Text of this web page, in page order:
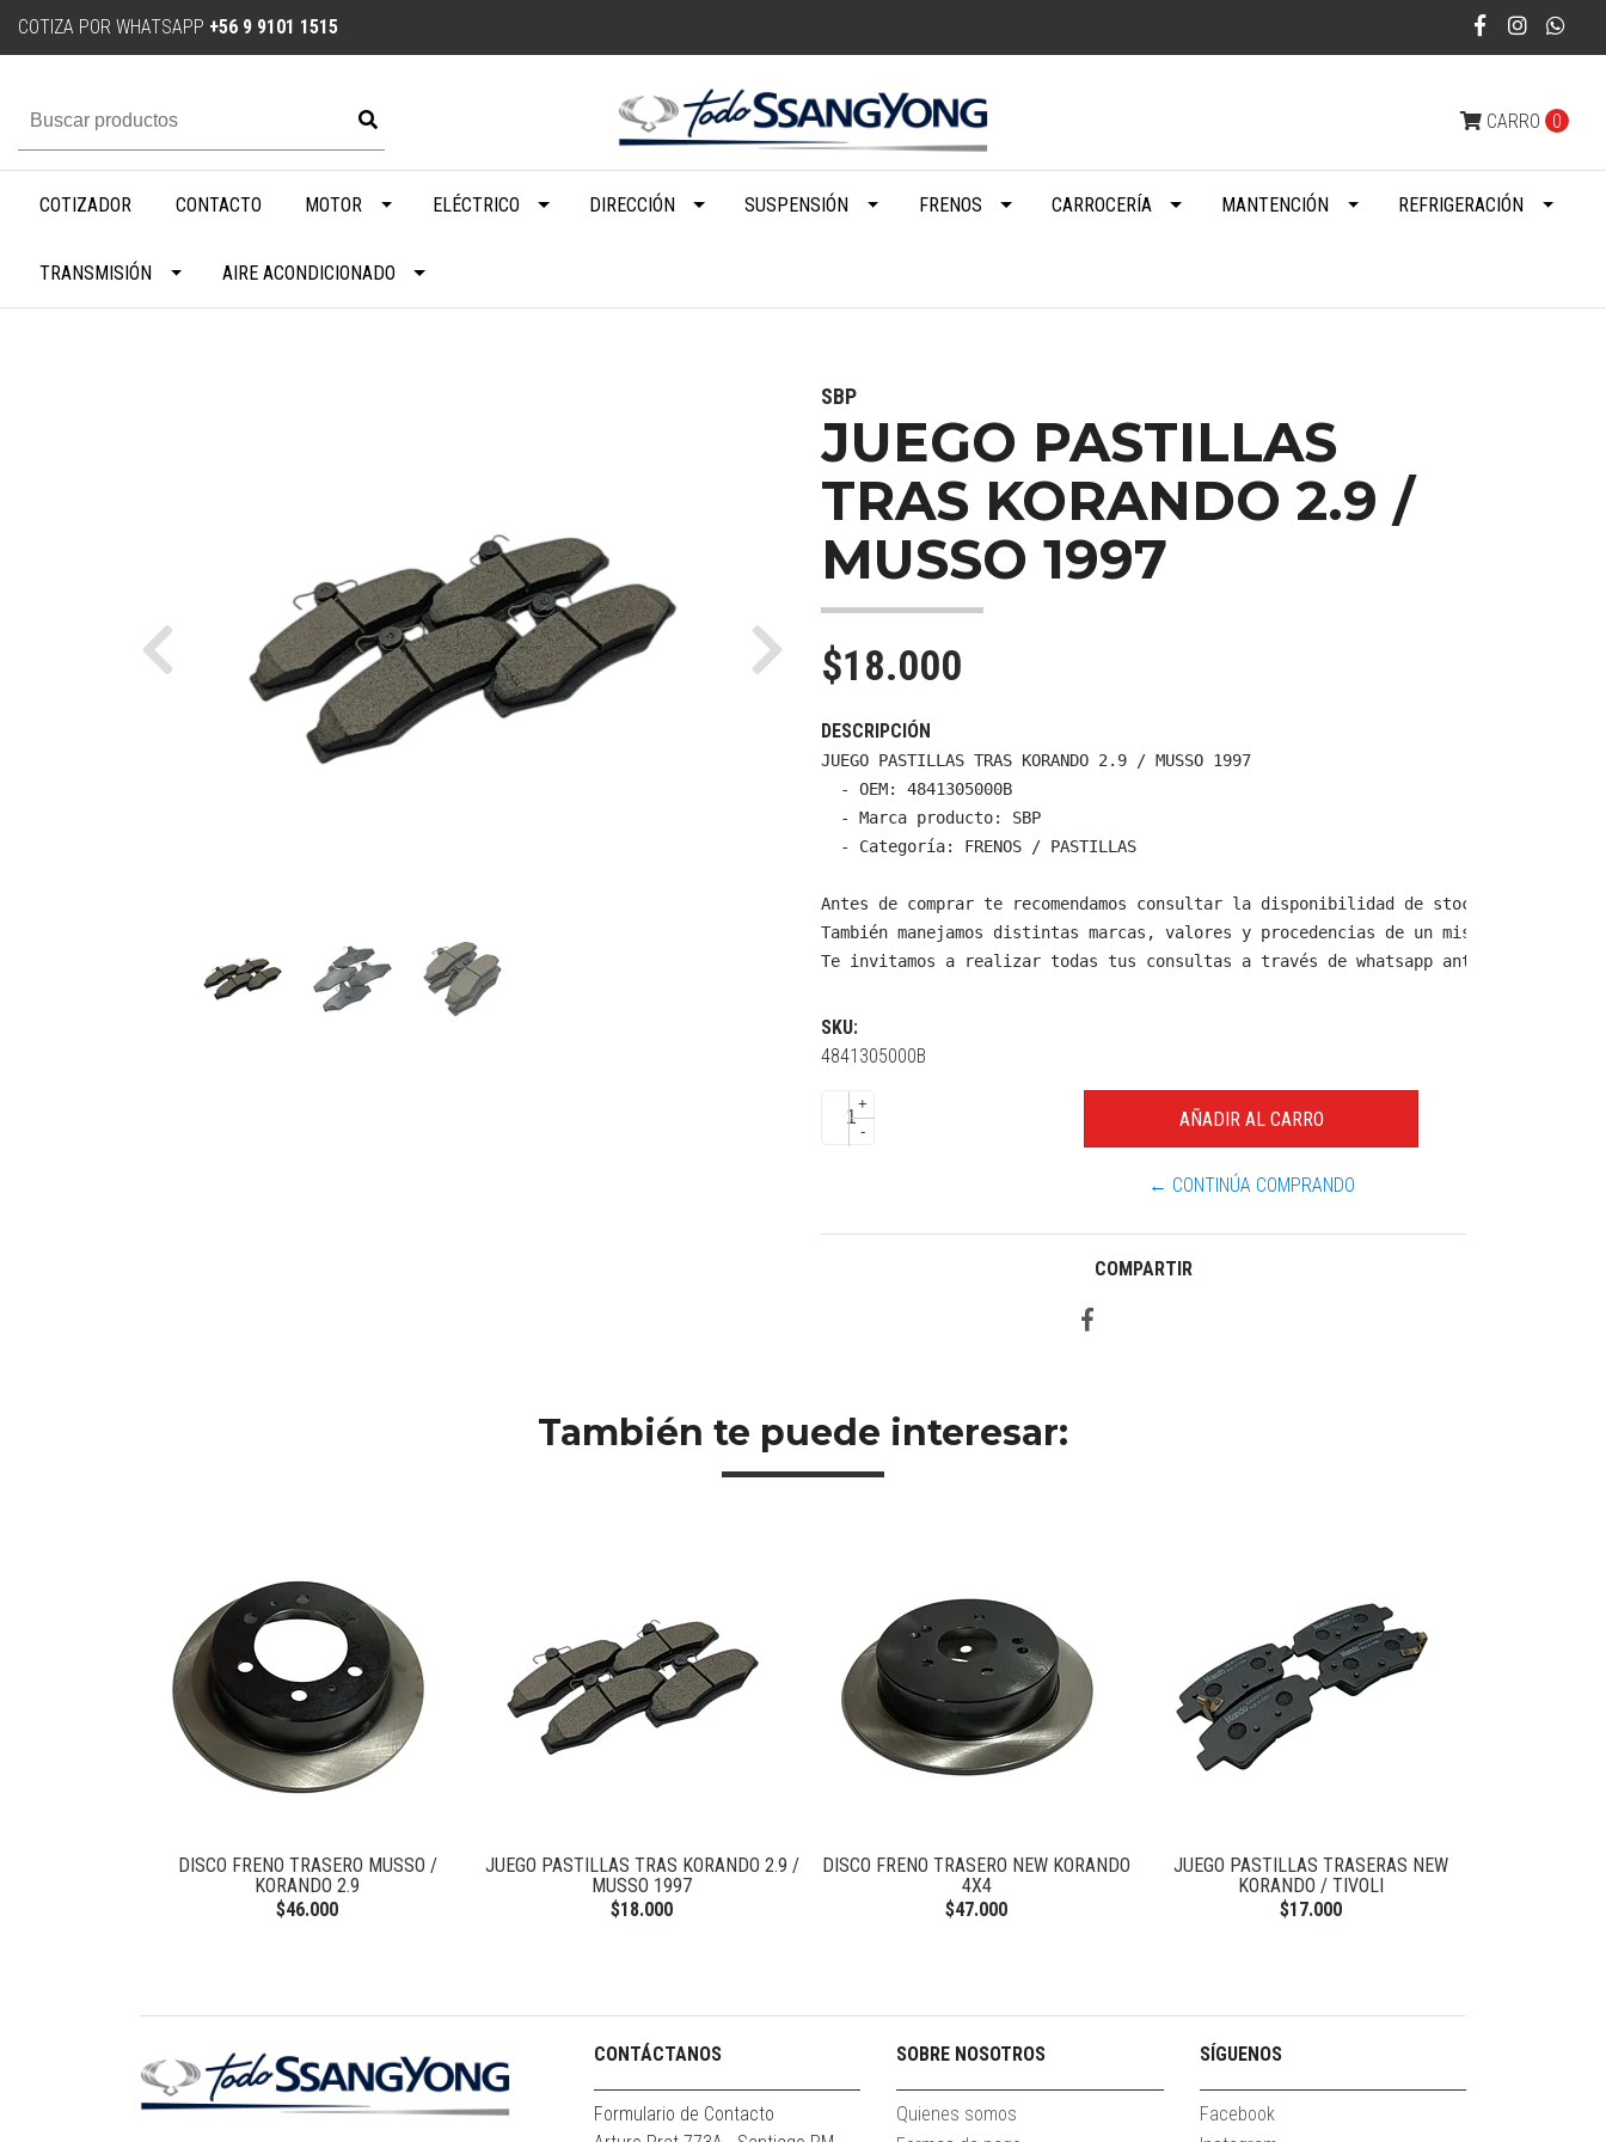
COTIZA POR WHATSAPP +56 9 9101 1515
CARRO 0
COTIZADOR CONTACTO MOTOR ELÉCTRICO DIRECCIÓN SUSPENSIÓN FRENOS CARROCERÍA MANTENCIÓN REFRIGERACIÓN
TRANSMISIÓN AIRE ACONDICIONADO
Previous Next
SBP
JUEGO PASTILLAS
TRAS KORANDO 2.9 /
MUSSO 1997
$18.000
DESCRIPCIÓN
JUEGO PASTILLAS TRAS KORANDO 2.9 / MUSSO 1997
  - OEM: 4841305000B
  - Marca producto: SBP
  - Categoría: FRENOS / PASTILLAS
Antes de comprar te recomendamos consultar la disponibilidad de stock y
También manejamos distintas marcas, valores y procedencias de un mismo producto.
Te invitamos a realizar todas tus consultas a través de whatsapp antes de
SKU:
4841305000B
+
-
← CONTINÚA COMPRANDO
COMPARTIR
También te puede interesar:
DISCO FRENO TRASERO MUSSO /
KORANDO 2.9
$46.000
JUEGO PASTILLAS TRAS KORANDO 2.9 /
MUSSO 1997
$18.000
DISCO FRENO TRASERO NEW KORANDO
4X4
$47.000
JUEGO PASTILLAS TRASERAS NEW
KORANDO / TIVOLI
$17.000
CONTÁCTANOS
Formulario de Contacto
SOBRE NOSOTROS
Quienes somos
SÍGUENOS
Facebook